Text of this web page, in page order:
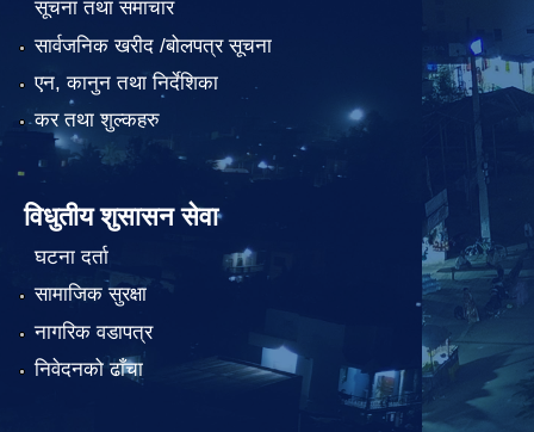
सूचना तथा समाचार
सार्वजनिक खरीद /बोलपत्र सूचना
एन, कानुन तथा निर्देशिका
कर तथा शुल्कहरु
विधुतीय शुसासन सेवा
घटना दर्ता
सामाजिक सुरक्षा
नागरिक वडापत्र
निवेदनको ढाँचा